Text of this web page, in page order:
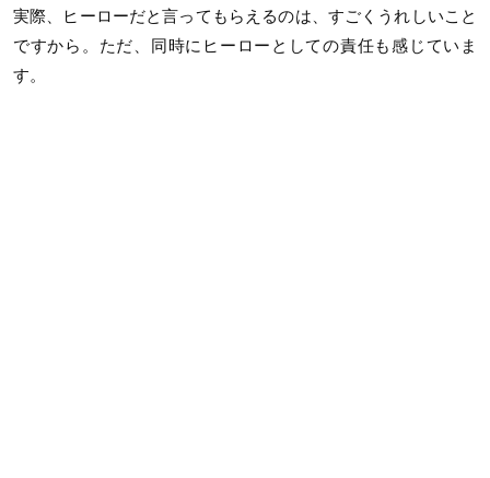
実際、ヒーローだと言ってもらえるのは、すごくうれしいこと
ですから。ただ、同時にヒーローとしての責任も感じていま
す。